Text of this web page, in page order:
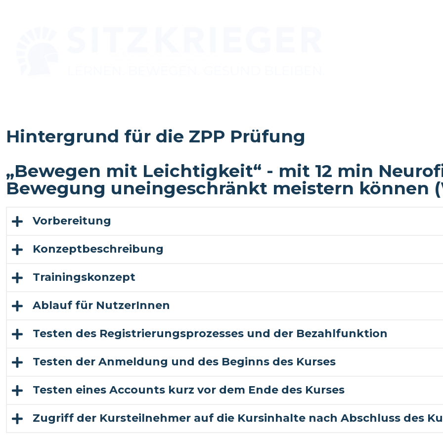
Hintergrund für die ZPP Prüfung
„Bewegen mit Leichtigkeit“ - mit 12 min
Bewegung uneingeschränkt meistern können
Vorbereitung
Konzeptbeschreibung
Trainingskonzept
Ablauf für NutzerInnen
Testen des Registrierungsprozesses und der Bezahlfunktion
Testen der Anmeldung und des Beginns des Kurses
Testen eines Accounts kurz vor dem Ende des Kurses
Zugriff der Kursteilnehmer auf die Kursinhalte nach Abschluss des